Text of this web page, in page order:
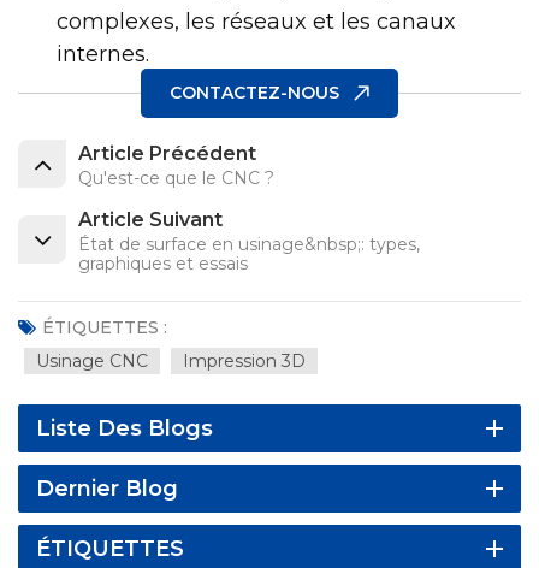
complexes, les réseaux et les canaux
internes.
CONTACTEZ-NOUS
Article Précédent
Qu'est-ce que le CNC ?
Article Suivant
État de surface en usinage&nbsp;: types,
graphiques et essais
ÉTIQUETTES :
Usinage CNC
Impression 3D
Liste Des Blogs
Dernier Blog
ÉTIQUETTES